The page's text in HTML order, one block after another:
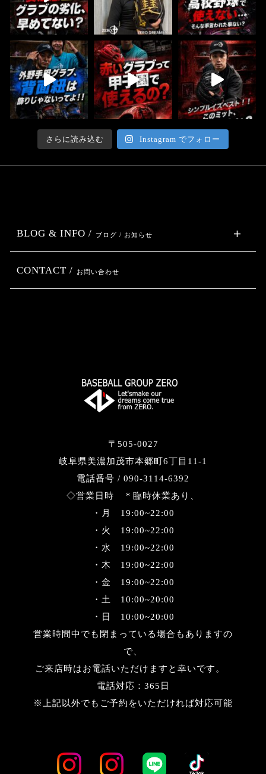
さらに読み込む Instagram でフォロー
〒505-0027
岐阜県美濃加茂市本郷町6丁目11-1
電話番号 / 090-3114-6392
◇営業日時 ＊臨時休業あり、
・月 19:00~22:00
・火 19:00~22:00
・水 19:00~22:00
・木 19:00~22:00
・金 19:00~22:00
・土 10:00~20:00
・日 10:00~20:00
営業時間中でも閉まっている場合もありますの
で、
ご来店時はお電話いただけますと幸いです。
電話対応：365日
※上記以外でもご予約をいただければ対応可能
BLOG & INFO / ブログ / お知らせ
CONTACT / お問い合わせ